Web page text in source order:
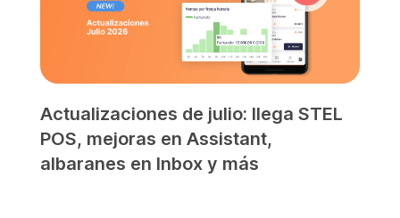
Actualizaciones de julio: llega STEL
POS, mejoras en Assistant,
albaranes en Inbox y más